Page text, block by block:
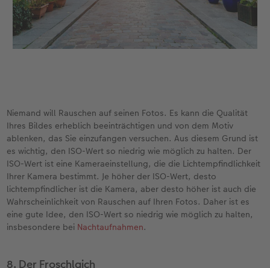
Niemand will Rauschen auf seinen Fotos. Es kann die Qualität
Ihres Bildes erheblich beeinträchtigen und von dem Motiv
ablenken, das Sie einzufangen versuchen. Aus diesem Grund ist
es wichtig, den ISO-Wert so niedrig wie möglich zu halten. Der
ISO-Wert ist eine Kameraeinstellung, die die Lichtempfindlichkeit
Ihrer Kamera bestimmt. Je höher der ISO-Wert, desto
lichtempfindlicher ist die Kamera, aber desto höher ist auch die
Wahrscheinlichkeit von Rauschen auf Ihren Fotos. Daher ist es
eine gute Idee, den ISO-Wert so niedrig wie möglich zu halten,
insbesondere bei Nachtaufnahmen.
8. Der Froschlaich